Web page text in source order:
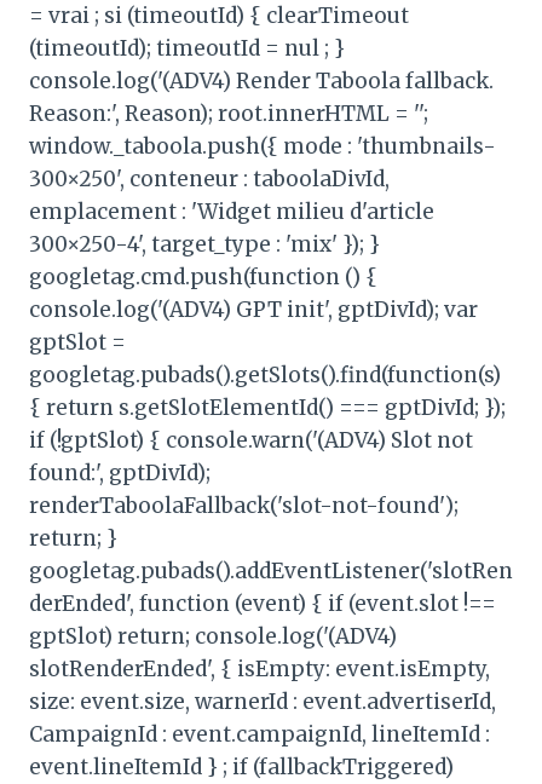
= vrai ; si (timeoutId) { clearTimeout
(timeoutId); timeoutId = nul ; }
console.log('(ADV4) Render Taboola fallback.
Reason:', Reason); root.innerHTML = '';
window._taboola.push({ mode : 'thumbnails-
300×250', conteneur : taboolaDivId,
emplacement : 'Widget milieu d'article
300×250-4', target_type : 'mix' }); }
googletag.cmd.push(function () {
console.log('(ADV4) GPT init', gptDivId); var
gptSlot =
googletag.pubads().getSlots().find(function(s)
{ return s.getSlotElementId() === gptDivId; });
if (!gptSlot) { console.warn('(ADV4) Slot not
found:', gptDivId);
renderTaboolaFallback('slot-not-found');
return; }
googletag.pubads().addEventListener('slotRen
derEnded', function (event) { if (event.slot !==
gptSlot) return; console.log('(ADV4)
slotRenderEnded', { isEmpty: event.isEmpty,
size: event.size, warnerId : event.advertiserId,
CampaignId : event.campaignId, lineItemId :
event.lineItemId } ; if (fallbackTriggered)